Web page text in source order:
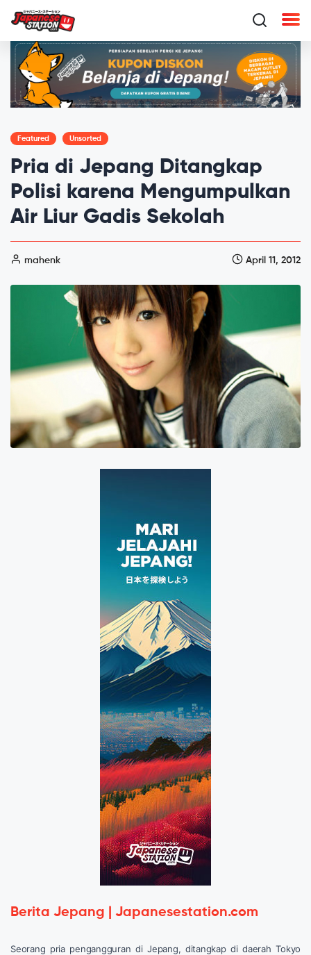
Featured Unsorted
Pria di Jepang Ditangkap
Polisi karena Mengumpulkan
Air Liur Gadis Sekolah
mahenk April 11, 2012
Berita Jepang | Japanesestation.com
Seorang pria pengangguran di Jepang, ditangkap di daerah Tokyo